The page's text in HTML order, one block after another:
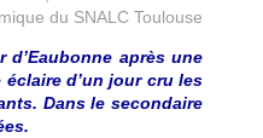
du SNALC Toulouse
après une
éclaire d’un jour cru les
Dans le secondaire